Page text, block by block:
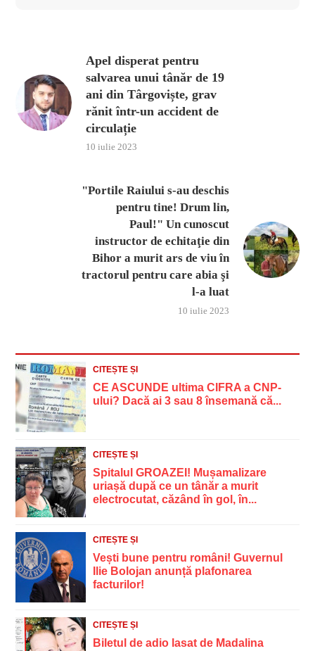
Apel disperat pentru
salvarea unui tânăr de 19
ani din Târgoviște, grav
rănit într-un accident de
circulație
10 iulie 2023
"Portile Raiului s-au deschis
pentru tine! Drum lin,
Paul!" Un cunoscut
instructor de echitaţie din
Bihor a murit ars de viu în
tractorul pentru care abia şi
l-a luat
10 iulie 2023
CITEȘTE ȘI
CE ASCUNDE ultima CIFRA a CNP-
ului? Dacă ai 3 sau 8 însemană că...
CITEȘTE ȘI
Spitalul GROAZEI! Mușamalizare
uriașă după ce un tânăr a murit
electrocutat, căzând în gol, în...
CITEȘTE ȘI
Vești bune pentru români! Guvernul
Ilie Bolojan anunță plafonarea
facturilor!
CITEȘTE ȘI
Biletul de adio lasat de Madalina